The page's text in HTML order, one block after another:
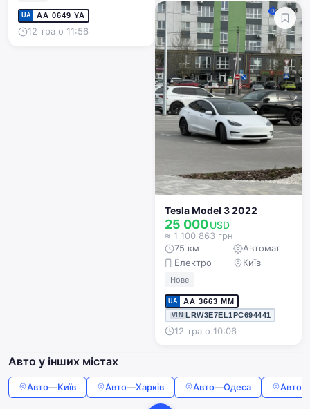
UA АА 0649 YA
12 тра о 11:56
Tesla Model 3 2022
25 000USD
≈ 1 100 863 грн
75 км
Автомат
Електро
Київ
Нове
UA AA 3663 MM
VIN LRW3E7EL1PC694441
12 тра о 10:06
Авто у інших містах
Авто—Київ Авто—Харків Авто—Одеса Авто